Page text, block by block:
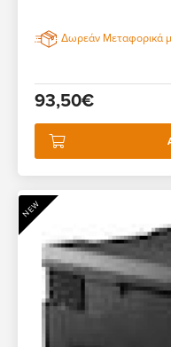
Δωρεάν Μεταφορικά
93,50€
NEW